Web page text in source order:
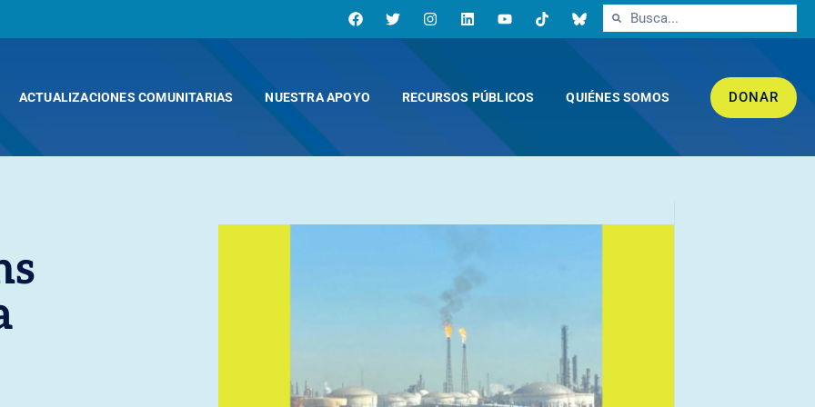
ACTUALIZACIONES COMUNITARIAS NUESTRA APOYO RECURSOS PÚBLICOS QUIÉNES SOMOS DONAR